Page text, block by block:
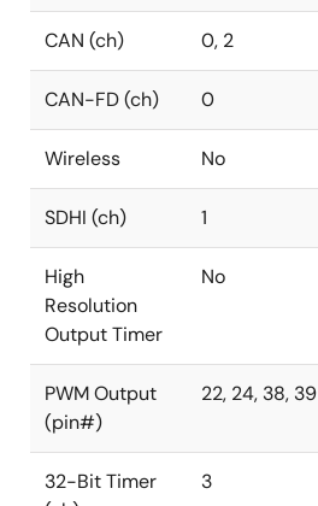
CAN (ch) 0, 2
CAN-FD (ch) 0
Wireless No
SDHI (ch) 1
High
Resolution
Output Timer
No
PWM Output
(pin#)
22, 24, 38, 39
32-Bit Timer
3